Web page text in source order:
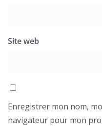
Site web
Enregistrer mon nom,
navigateur pour mon